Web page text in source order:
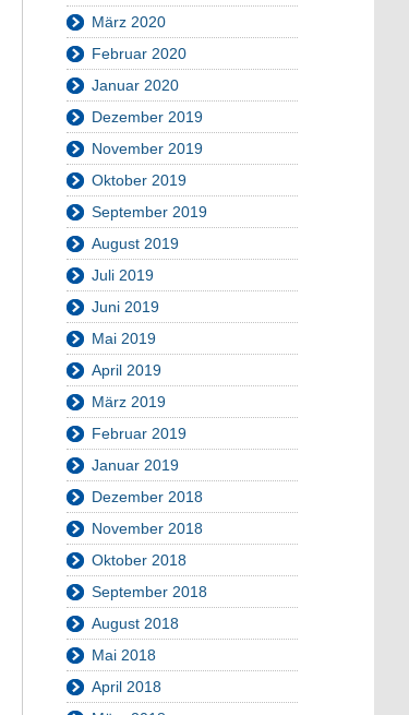
März 2020
Februar 2020
Januar 2020
Dezember 2019
November 2019
Oktober 2019
September 2019
August 2019
Juli 2019
Juni 2019
Mai 2019
April 2019
März 2019
Februar 2019
Januar 2019
Dezember 2018
November 2018
Oktober 2018
September 2018
August 2018
Mai 2018
April 2018